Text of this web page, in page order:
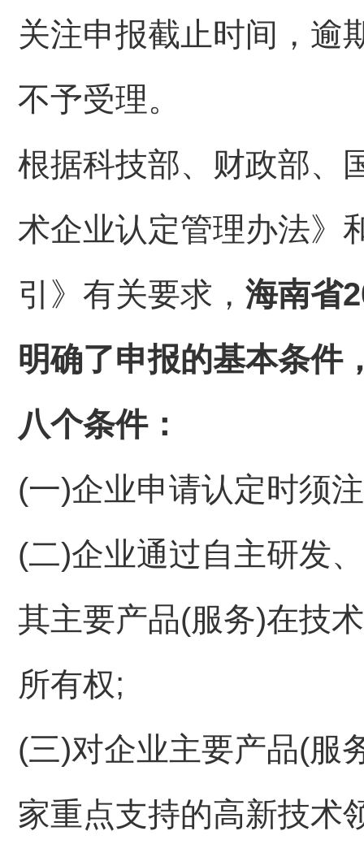
关注申报截止时间，逾
不予受理。
根据科技部、财政部、
术企业认定管理办法》
引》有关要求， 海南省
明确了申报的基本条件
八个条件：
(一)企业申请认定时须
(二)企业通过自主研发
其主要产品(服务)在技
所有权;
(三)对企业主要产品(服
家重点支持的高新技术